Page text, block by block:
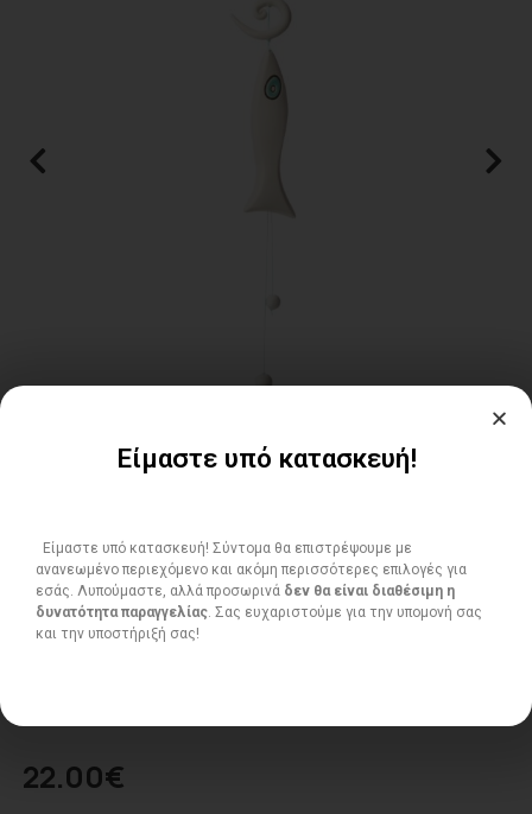
22.00€
Είμαστε υπό κατασκευή!
Είμαστε υπό κατασκευή! Σύντομα θα επιστρέψουμε με
ανανεωμένο περιεχόμενο και ακόμη περισσότερες επιλογές για
εσάς. Λυπούμαστε, αλλά προσωρινά δεν θα είναι διαθέσιμη η
δυνατότητα παραγγελίας . Σας ευχαριστούμε για την υπομονή σας
και την υποστήριξή σας!